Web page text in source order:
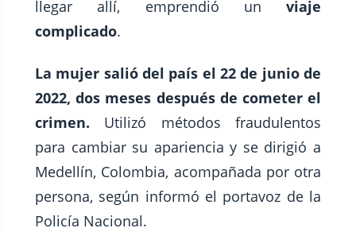
llegar allí, emprendió un viaje
complicado.
La mujer salió del país el 22 de junio de
2022, dos meses después de cometer el
crimen. Utilizó métodos fraudulentos
para cambiar su apariencia y se dirigió a
Medellín, Colombia, acompañada por otra
persona, según informó el portavoz de la
Policía Nacional.